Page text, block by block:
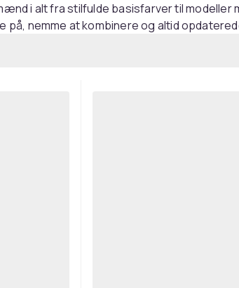
i alt fra stilfulde basisfarver til modeller
på, nemme at kombinere og altid